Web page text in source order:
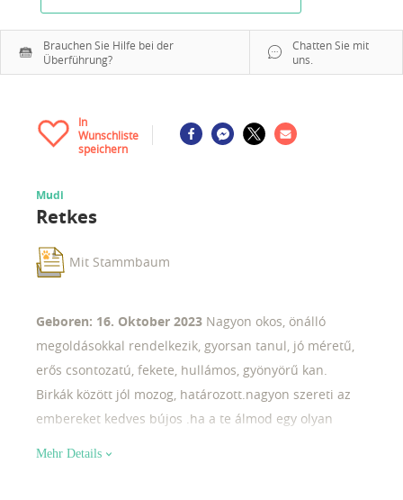
Brauchen Sie Hilfe bei der
Überführung?
Chatten Sie mit
uns.
In
Wunschliste
speichern
Mudi
Retkes
Mit Stammbaum
Geboren: 16. Oktober 2023 Nagyon okos, önálló
megoldásokkal rendelkezik, gyorsan tanul, jó méretű,
erős csontozatú, fekete, hullámos, gyönyörű kan.
Birkák között jól mozog, határozott.nagyon szereti az
embereket kedves bújos .ha a te álmod egy olyan
Mehr Details